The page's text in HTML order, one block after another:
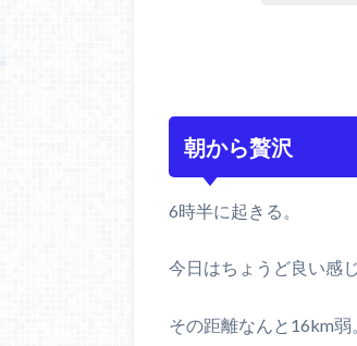
朝から贅沢
6時半に起きる。
今日はちょうど良い感
その距離なんと16km弱